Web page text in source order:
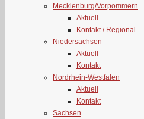
Mecklenburg/Vorpommern
Aktuell
Kontakt / Regional
Niedersachsen
Aktuell
Kontakt
Nordrhein-Westfalen
Aktuell
Kontakt
Sachsen